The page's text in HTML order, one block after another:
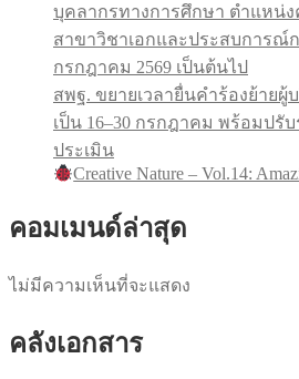
บุคลากรทางการศึกษา ตำแหน่
สาขาวิชาเอกและประสบการณ์
กรกฎาคม 2569 เป็นต้นไป
สพฐ. ขยายเวลายื่นคำร้องย้ายผู้
เป็น 16–30 กรกฎาคม พร้อมปรั
ประเมิน
Creative Nature – Vol.14:
คอมเมนด์ล่าสุด
ไม่มีความเห็นที่จะแสดง
คลังเอกสาร